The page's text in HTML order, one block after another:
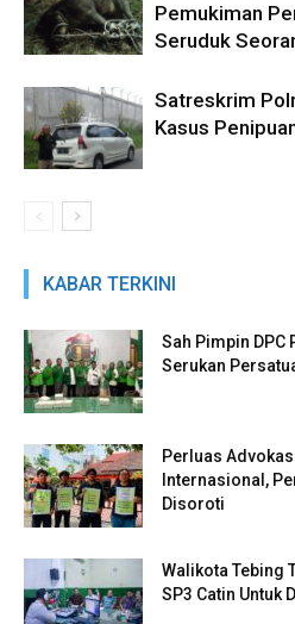
Pemukiman
Seruduk
Satreskrim
Kasus
KABAR TERKINI
Sah Pimpin DPC
Serukan
Perluas
Internasional,
Disoroti
Walikota Tebing
SP3 Catin Untuk